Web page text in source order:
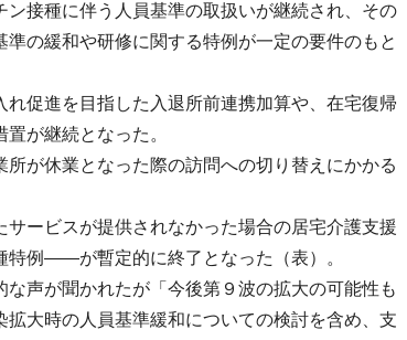
接種に伴う人員基準の取扱いが継続され、その
の緩和や研修に関する特例が一定の要件のもと
促進を目指した入退所前連携加算や、在宅復帰
が継続となった。
が休業となった際の訪問への切り替えにかかる
ービスが提供されなかった場合の居宅介護支援
例――が暫定的に終了となった（表）。
声が聞かれたが「今後第９波の拡大の可能性も
大時の人員基準緩和についての検討を含め、支